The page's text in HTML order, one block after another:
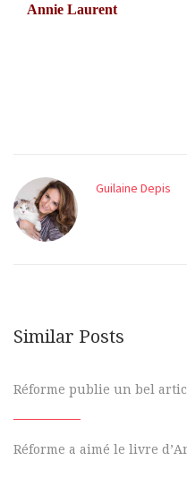
Annie Laurent
Guilaine Depis
Similar Posts
Réforme publie un bel
Réforme a aimé le livre